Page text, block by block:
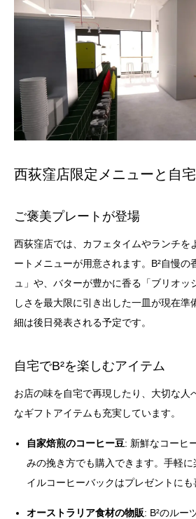
西荻窪店限定メニューと自
ご褒美プレートが登場
西荻窪店では、カフェタイムやランチを
ートメニューが用意されます。B²自慢の
ュ」や、バターが豊かに香る「ブリオッ
しさを最大限に引き出した一皿が現在準
細は後日発表される予定です。
自宅でB²を楽しむアイテム
お店の味を自宅で再現したり、大切な人
なギフトアイテムも充実しています。
自家焙煎のコーヒー豆: 新鮮なコーヒ
みの挽き方でも購入できます。手軽
イルコーヒーバックはプレゼントにも
オーストラリア食材の物販: B²のルー